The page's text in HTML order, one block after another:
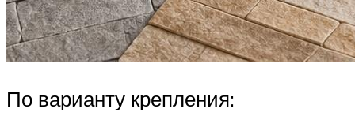
По варианту крепления: